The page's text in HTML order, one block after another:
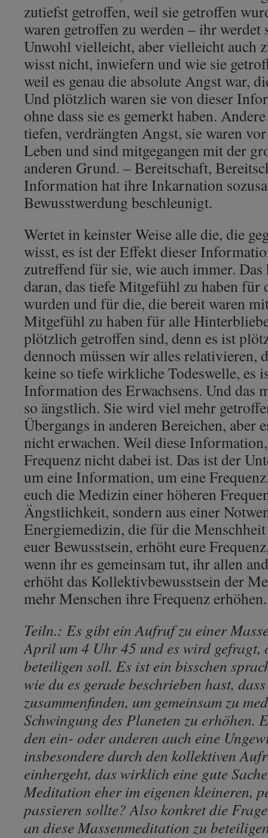
zutiefst getroffen, weil sie getroffen
waren getroffen zu werden – ihr werdet
Unwohl vielleicht, aber vielleicht auch
wisst nicht, inwiefern und wie sie
weil es genau die absolute Angst war,
Und plötzlich waren sie von dieser
ohne dass sie es gemerkt haben.
tiefen, verdrängten Angst, sie waren
Leben und sind mitgegangen mit der
anderen Grund. – Bereitschaft,
Information hat ihre Inkarnation
Bewusstwerdung beschleunigt.
Wertet in keinster Weise alle die, die
wisst, es ist der Effekt dieser
zutreffend für sie, wie auch immer.
daran, das tiefe Mitgefühl zu haben für
wurden und für die, die bereit waren
Mitgefühl zu haben für alle
plötzlich getroffen sind, denn es ist
dennoch müssen wir alles relativieren,
keine so tiefe wirkliche Todeswelle, es
Information des Erwachsens. Und das
so ängstlich. Sie wird viel mehr
Übergangs in anderen Bereichen, aber
nicht erwachen. Weil diese
Frequenz nicht dabei ist. Das ist der
um eine Information, um eine
euch die Medizin einer höheren
Ängstlichkeit, sondern aus einer
Energiemedizin, die für die
euer Bewusstsein, erhöht eure
wenn ihr es gemeinsam tut, ihr allen
erhöht das Kollektivbewusstsein der
mehr Menschen ihre Frequenz erhöhen.
Teiln.: Es gibt ein Aufruf zu einer
April um 4 Uhr 45 und es wird gefragt,
beteiligen soll. Es ist ein bisschen
wie du es gerade beschrieben hast,
zusammenfinden, um gemeinsam zu
Schwingung des Planeten zu erhöhen.
den ein- oder anderen auch eine
insbesondere durch den kollektiven
einhergeht, das wirklich eine gute
Meditation eher im eigenen kleineren,
passieren sollte? Also konkret die
an diese Massenmeditation zu